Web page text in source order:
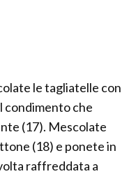
le tagliatelle con
condimento che
(17). Mescolate
(18) e ponete in
raffreddata a